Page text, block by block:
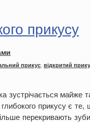
прикусу
прикус відкритий
зустрічається майже
прикусу є те,
перекривають